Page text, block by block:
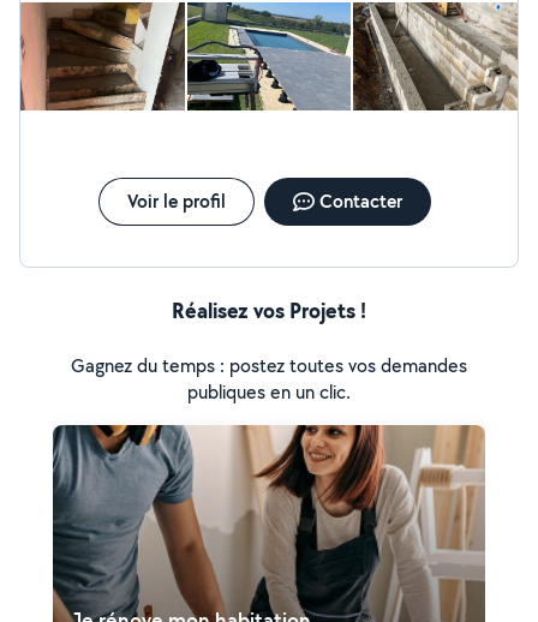
alors que c’est la période des fêtes et que j’ai autre chose à
faire. Me laisse un avis négatif sur mon profil pro alors que là, je
suis cliente
Voir le profil Contacter
Réalisez vos Projets !
Gagnez du temps : postez toutes vos demandes
publiques en un clic.